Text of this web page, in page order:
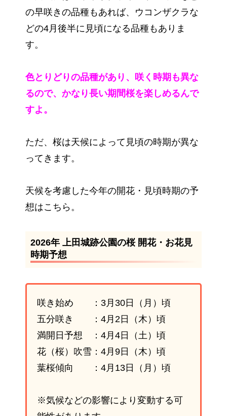
の早咲きの品種もあれば、ウコンザクラな
どの4月後半に見頃になる品種もありま
す。
色とりどりの品種があり、咲く時期も異な
るので、かなり長い期間桜を楽しめるんで
すよ。
ただ、桜は天候によって見頃の時期が異な
ってきます。
天候を考慮した今年の開花・見頃時期の予
想はこちら。
2026年 上田城跡公園の桜 開花・お花見
時期予想
咲き始め ：3月30日（月）頃
五分咲き ：4月2日（木）頃
満開日予想 ：4月4日（土）頃
花（桜）吹雪：4月9日（木）頃
葉桜傾向 ：4月13日（月）頃
※気候などの影響により変動する可